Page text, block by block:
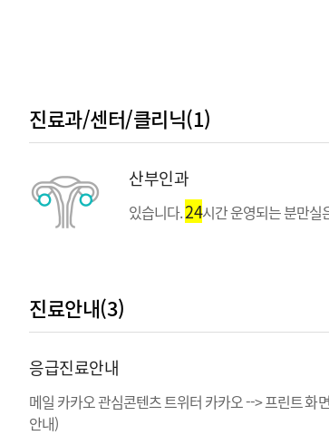
진료과/센터/클리닉(1)
산부인과
있습니다.24시간 운영되는 분만실
진료안내(3)
응급진료안내
메일 카카오 관심콘텐츠 트위터 카카오 --> 프린트 화
안내)